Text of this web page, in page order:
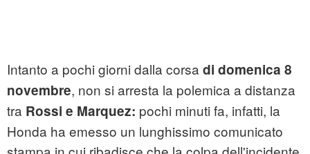
Intanto a pochi giorni dalla corsa di domenica 8
novembre, non si arresta la polemica a distanza
tra Rossi e Marquez: pochi minuti fa, infatti, la
Honda ha emesso un lunghissimo comunicato